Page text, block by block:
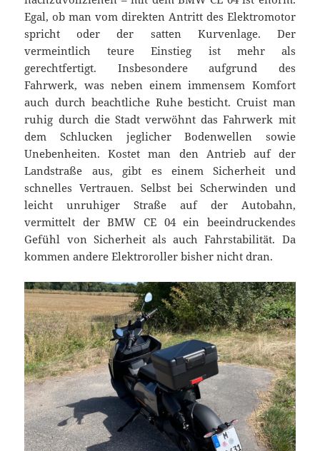
Egal, ob man vom direkten Antritt des Elektromotor
spricht oder der satten Kurvenlage. Der
vermeintlich teure Einstieg ist mehr als
gerechtfertigt. Insbesondere aufgrund des
Fahrwerk, was neben einem immensem Komfort
auch durch beachtliche Ruhe besticht. Cruist man
ruhig durch die Stadt verwöhnt das Fahrwerk mit
dem Schlucken jeglicher Bodenwellen sowie
Unebenheiten. Kostet man den Antrieb auf der
Landstraße aus, gibt es einem Sicherheit und
schnelles Vertrauen. Selbst bei Scherwinden und
leicht unruhiger Straße auf der Autobahn,
vermittelt der BMW CE 04 ein beeindruckendes
Gefühl von Sicherheit als auch Fahrstabilität. Da
kommen andere Elektroroller bisher nicht dran.